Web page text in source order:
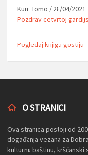
Kum Tomo / 28/04/2021
Pozdrav cetvrtoj
Pogledaj knjigu gostiju
O STRANICI
Ova stranica postoji od
događanja vezana za
kulturnu baštinu, kršćanski